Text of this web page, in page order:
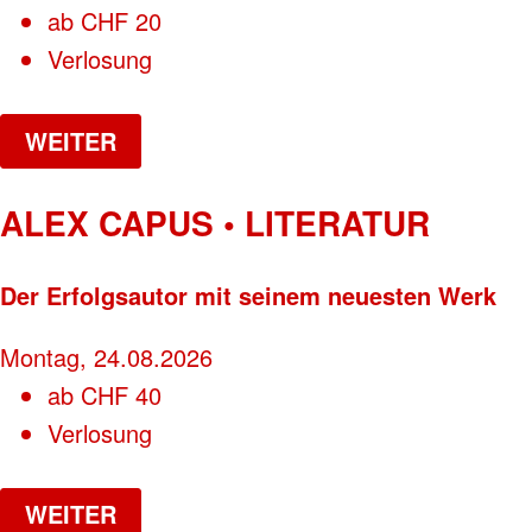
ab CHF 20
Verlosung
WEITER
ALEX CAPUS • LITERATUR
Der Erfolgsautor mit seinem neuesten Werk
Montag, 24.08.2026
ab CHF 40
Verlosung
WEITER